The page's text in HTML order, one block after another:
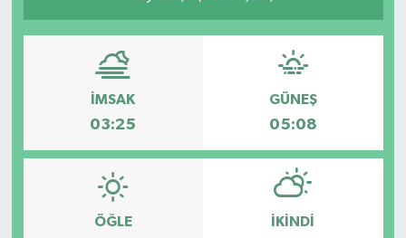
İMSAK
03:25
GÜNEŞ
05:08
ÖĞLE İKINDI
Politika
Sağlık
Siyaset